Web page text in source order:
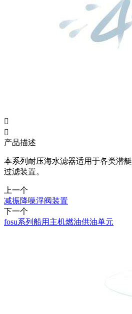


产品描述
本系列耐压海水滤器适用于各类潜
过滤装置。
上一个
减振降噪浮阀装置
下一个
fosu系列船用主机燃油供油单元